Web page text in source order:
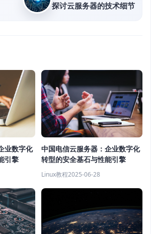
探讨云服务器的技术细节
业数字化
引擎
中国电信云服务器：企业数字化
转型的安全基石与性能引擎
Linux教程2025-06-28